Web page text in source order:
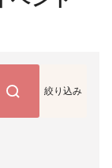
絞り込み